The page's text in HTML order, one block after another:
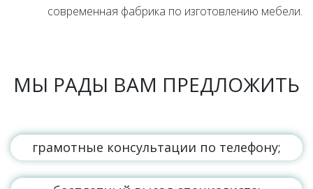
современная фабрика по изготовлению мебели.
МЫ РАДЫ ВАМ ПРЕДЛОЖИТЬ
грамотные консультации по телефону;